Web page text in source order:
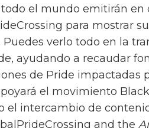
el mundo emitirán en
para mostrar
Puedes verlo todo en la
ayudando a recaudar
de Pride impactadas
el movimiento
el intercambio de
and the